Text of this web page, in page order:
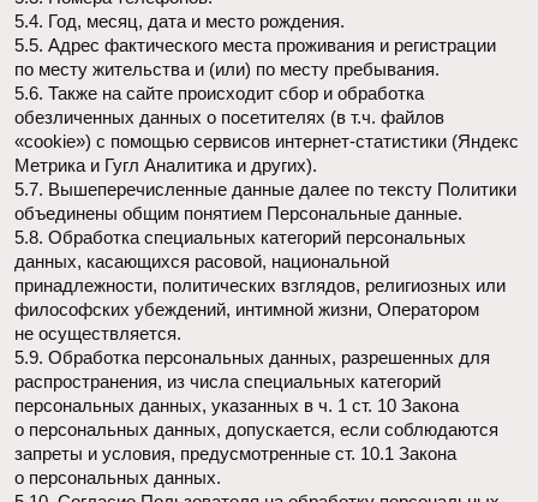
направлено.
5.10.4 Согласие на обработку персональных данных,
разрешенных для распространения, прекращает свое
действие с момента поступления Оператору требования,
указанного в п. 5.10.3 настоящей Политики в отношении
обработки персональных данных.
6. Принципы обработки персональных данных
6.1. Обработка персональных данных осуществляется
на законной и справедливой основе.
6.2. Обработка персональных данных ограничивается
достижением конкретных, заранее определенных
и законных целей. Не допускается обработка персональных
данных, несовместимая с целями сбора персональных
данных.
6.3. Не допускается объединение баз данных, содержащих
персональные данные, обработка которых осуществляется
в целях, несовместимых между собой.
6.4. Обработке подлежат только персональные данные,
которые отвечают целям их обработки.
6.5. Содержание и объем обрабатываемых персональных
данных соответствуют заявленным целям обработки.
Не допускается избыточность обрабатываемых
персональных данных по отношению к заявленным целям
их обработки.
6.6. При обработке персональных данных обеспечивается
точность персональных данных, их достаточность,